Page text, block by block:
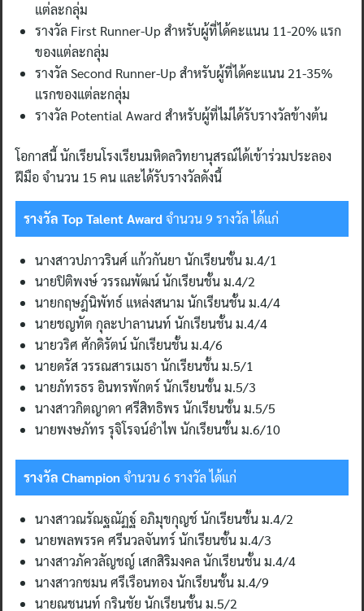
แต่ละกลุ่ม
รางวัล First Runner-Up สำหรับผู้ที่ได้คะแนน 11-20% แรก
ของแต่ละกลุ่ม
รางวัล Second Runner-Up สำหรับผู้ที่ได้คะแนน 21-35%
แรกของแต่ละกลุ่ม
รางวัล Potential Award สำหรับผู้ที่ไม่ได้รับรางวัลข้างต้น
โอกาสนี้ นักเรียนโรงเรียนมหิดลวิทยานุสรณ์ได้เข้าร่วมประลอง
ฝีมือ จำนวน 15 คน และได้รับรางวัลดังนี้
รางวัล Top Talent Award จำนวน 9 รางวัล ได้แก่
นางสาวปภาวรินศ์ แก้วกันยา นักเรียนชั้น ม.4/1
นายปิติพงษ์ วรรณพัฒน์ นักเรียนชั้น ม.4/2
นายกฤษฎ์นิพัทธ์ แหล่งสนาม นักเรียนชั้น ม.4/4
นายชญทัต กุละปาลานนท์ นักเรียนชั้น ม.4/4
นายวริศ ศักดิรัตน์ นักเรียนชั้น ม.4/6
นายดรัส วรรณสารเมธา นักเรียนชั้น ม.5/1
นายภัทรธร อินทรพักตร์ นักเรียนชั้น ม.5/3
นางสาวกิตญาดา ศรีสิทธิพร นักเรียนชั้น ม.5/5
นายพงษภัทร รุจิโรจน์อำไพ นักเรียนชั้น ม.6/10
รางวัล Championจำนวน 6 รางวัล ได้แก่
นางสาวณรัณฐณัฏฐ์ อภิมุขกุญช์ นักเรียนชั้น ม.4/2
นายพลพรรค ศรีนวลจันทร์ นักเรียนชั้น ม.4/3
นางสาวภัควลัญชญ์ เสกสิริมงคล นักเรียนชั้น ม.4/4
นางสาวกชมน ศรีเรือนทอง นักเรียนชั้น ม.4/9
นายณชนนท์ กรินชัย นักเรียนชั้น ม.5/2